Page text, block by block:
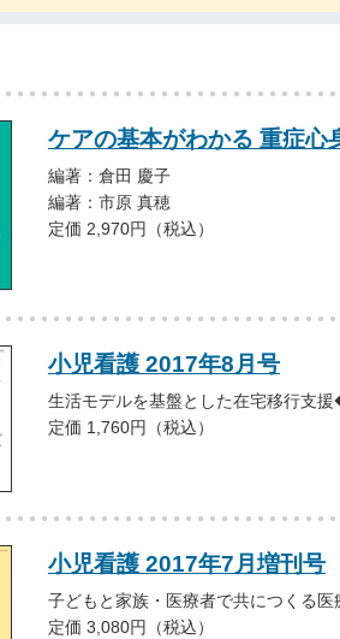
ケアの基本がわかる 重症心
編著：倉田 慶子
編著：市原 真穂
定価 2,970円（税込）
小児看護 2017年8月号
生活モデルを基盤とした在宅移行支
定価 1,760円（税込）
小児看護 2017年7月増刊号
子どもと家族・医療者で共につくる医
定価 3,080円（税込）